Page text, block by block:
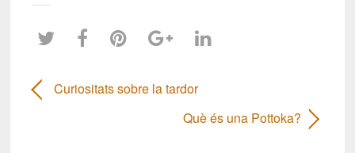
Curiositats sobre la tardor
Què és una Pottoka?